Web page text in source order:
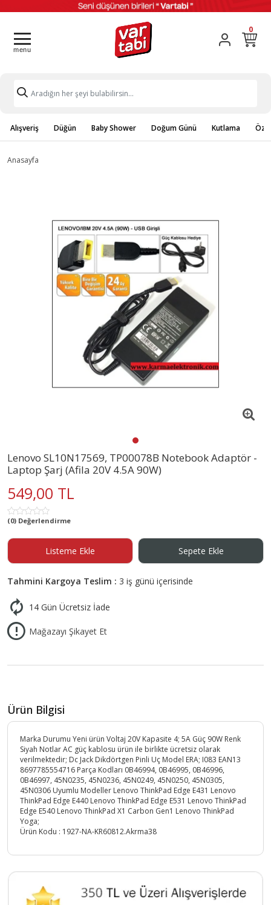
0
Alışveriş Düğün Baby Shower Doğum Günü Kutlama
Anasayfa
Lenovo SL10N17569, TP00078B Notebook Adaptör -
Laptop Şarj (Afila 20V 4.5A 90W)
549,00 TL
(0) Değerlendirme
Listeme Ekle Sepete Ekle
Tahmini Kargoya Teslim : 3 iş günü içerisinde
14 Gün Ücretsiz İade
Mağazayı Şikayet Et
Ürün Bilgisi
Marka Durumu Yeni ürün Voltaj 20V Kapasite 4; 5A Güç 90W Renk
Siyah Notlar AC güç kablosu ürün ile birlikte ücretsiz olarak
verilmektedir; Dc Jack Dikdörtgen Pinli Uç Model ERA; I083 EAN13
8697785554716 Parça Kodları 0B46994, 0B46995, 0B46996,
0B46997, 45N0235, 45N0236, 45N0249, 45N0250, 45N0305,
45N0306 Uyumlu Modeller Lenovo ThinkPad Edge E431 Lenovo
ThinkPad Edge E440 Lenovo ThinkPad Edge E531 Lenovo ThinkPad
Edge E540 Lenovo ThinkPad X1 Carbon Gen1 Lenovo ThinkPad
Yoga;
Ürün Kodu : 1927-NA-KR60812.Akrma38